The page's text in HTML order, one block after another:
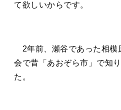
て欲しいからです。
2年前、瀬谷であった相模
会で昔「あおぞら市」で知
た。